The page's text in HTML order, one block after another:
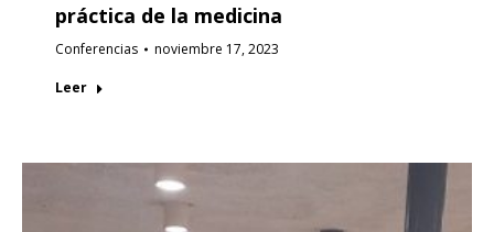
práctica de la medicina
Conferencias noviembre 17, 2023
Leer